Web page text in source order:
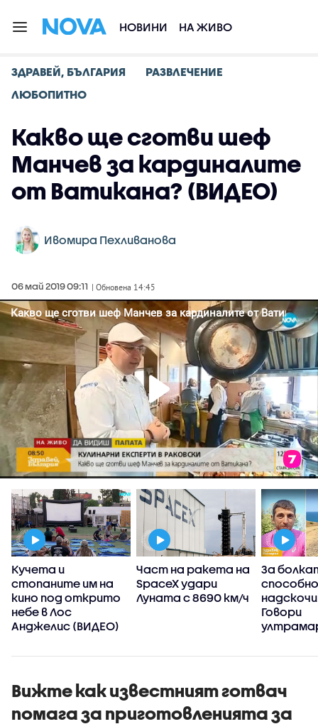
НОВИНИ НА ЖИВО
ЗДРАВЕЙ, БЪЛГАРИЯ
РАЗВЛЕЧЕНИЕ
ЛЮБОПИТНО
Какво ще сготви шеф
Манчев за кардиналите
от Ватикана? (ВИДЕО)
Ивомира Пехливанова
06 май 2019 09:11 | Обновена 14:45
Кучета и
стопаните им на
кино под открито
небе в Лос
Анджелис (ВИДЕО)
Част на ракета на
SpaceX удари
Луната с 8690 км/ч
За
Говори
Стара
Вижте как известният готвач
помага за приготовленията за